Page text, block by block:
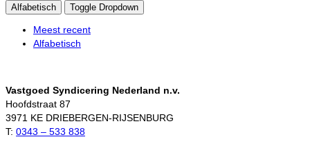
Alfabetisch Toggle Dropdown
Meest recent
Alfabetisch
Vastgoed Syndicering Nederland n.v.
Hoofdstraat 87
3971 KE DRIEBERGEN-RIJSENBURG
T: 0343 – 533 838